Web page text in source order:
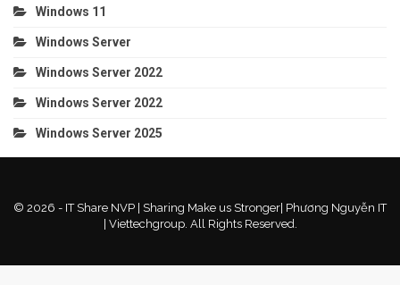
Windows 11
Windows Server
Windows Server 2022
Windows Server 2022
Windows Server 2025
© 2026 - IT Share NVP | Sharing Make us Stronger| Phương Nguyễn IT
| Viettechgroup. All Rights Reserved.